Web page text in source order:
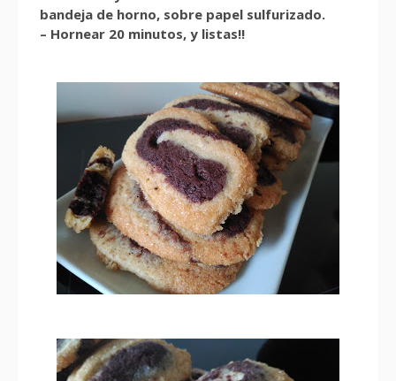
bandeja de horno, sobre papel sulfurizado.
– Hornear 20 minutos, y listas!!